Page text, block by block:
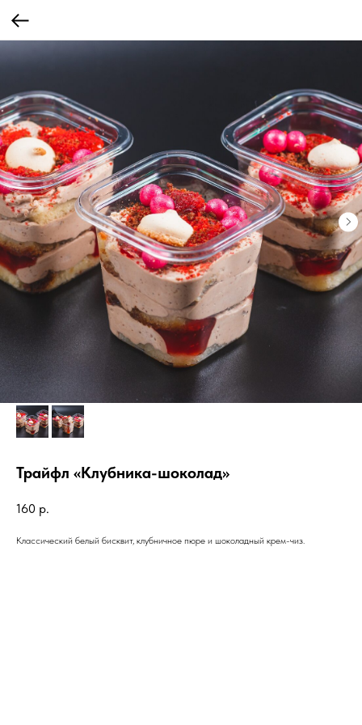
Трайфл «Клубника-шоколад»
160 р.
Классический белый бисквит, клубничное пюре и шоколадный крем-чиз.